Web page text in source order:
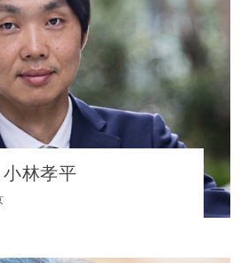
小林孝平
タックスパートナー | 東京
国際企業税務
プロフィールを見る